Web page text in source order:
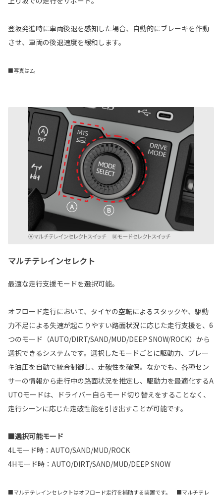
登坂発進時に車両後退を感知した場合、自動的にブレーキを作動
させ、車両の後退速度を緩和します。
■写真はZ。
マルチテレインセレクト
最適な走行支援モードを選択可能。
オフロード走行において、タイヤの空転によるスタックや、駆動
力不足による失速が起こりやすい路面状況に応じた走行支援を、6
つのモード（AUTO/DIRT/SAND/MUD/DEEP SNOW/ROCK）から
選択できるシステムです。選択したモードごとに駆動力、ブレー
キ油圧を自動で統合制御し、走破性を確保。なかでも、各種セン
サーの情報から走行中の路面状況を推定し、駆動力を最適化するA
UTOモードは、ドライバー自らモード切り替えをすることなく、
走行シーンに応じた走破性能を引き出すことが可能です。
■選択可能モード
4Lモード時：AUTO/SAND/MUD/ROCK
4Hモード時：AUTO/DIRT/SAND/MUD/DEEP SNOW
■マルチテレインセレクトはオフロード走行を補助する装置です。 ■マルチテレ